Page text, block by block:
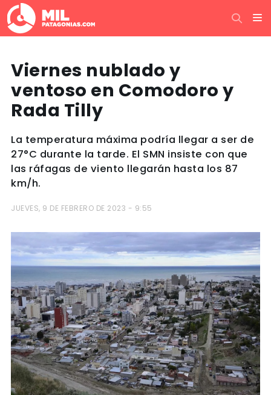
Viernes nublado y
ventoso en Comodoro y
Rada Tilly
La temperatura máxima podría llegar a ser de
27°C durante la tarde. El SMN insiste con que
las ráfagas de viento llegarán hasta los 87
km/h.
JUEVES, 9 DE FEBRERO DE 2023 - 9:55